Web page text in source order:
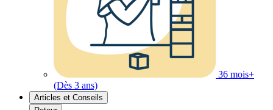
36 mois+
(Dès 3 ans)
Articles et Conseils